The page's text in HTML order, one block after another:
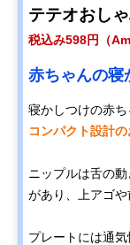
テテオおし
税込み598円（
赤ちゃんの寝
寝かしつけの赤ち
コンパクト設計の
ニップルは舌の
があり、上アゴや
プレートには通